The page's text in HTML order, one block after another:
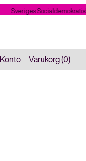
Sveriges
Konto Varukorg (0)